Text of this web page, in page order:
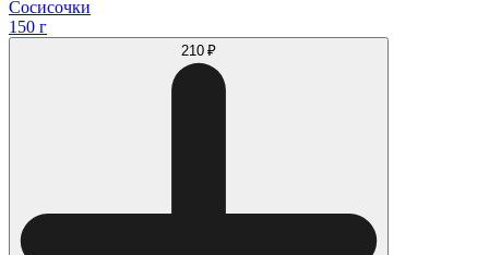
Сосисочки
150 г
210 ₽